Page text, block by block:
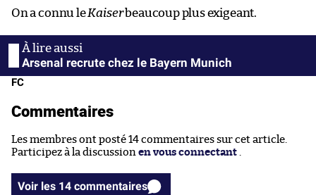
On a connu leKaiserbeaucoup plus exigeant.
Arsenal recrute chez le Bayern Munich
FC
Commentaires
Les membres ont posté 14 commentaires sur cet article.
Participez à la discussion en vous connectant .
Voir les 14 commentaires